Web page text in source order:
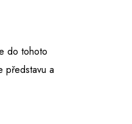
do tohoto
představu a